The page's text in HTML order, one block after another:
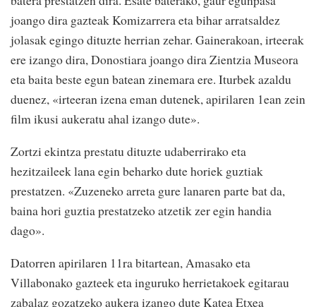
joango dira gazteak Komizarrera eta bihar arratsaldez
jolasak egingo dituzte herrian zehar. Gainerakoan, irteerak
ere izango dira, Donostiara joango dira Zientzia Museora
eta baita beste egun batean zinemara ere. Iturbek azaldu
duenez, «irteeran izena eman dutenek, apirilaren 1ean zein
film ikusi aukeratu ahal izango dute».
Zortzi ekintza prestatu dituzte udaberrirako eta
hezitzaileek lana egin beharko dute horiek guztiak
prestatzen. «Zuzeneko arreta gure lanaren parte bat da,
baina hori guztia prestatzeko atzetik zer egin handia
dago».
Datorren apirilaren 11ra bitartean, Amasako eta
Villabonako gazteek eta inguruko herrietakoek egitarau
zabalaz gozatzeko aukera izango dute Katea Etxea